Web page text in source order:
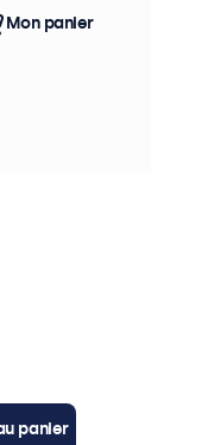
panier
Mon panier